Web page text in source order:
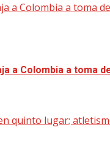
a Colombia a toma
a Colombia a toma
quinto lugar;